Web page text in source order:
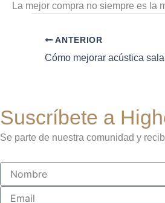
La mejor compra no siempre es la
ANTERIOR
Cómo mejorar acústica
Suscríbete a
Se parte de nuestra comunidad y
Nombre
Email